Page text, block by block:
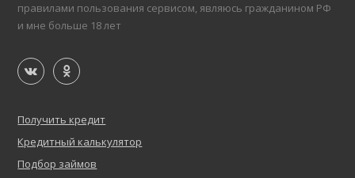
правилами пользования сервисом, являюсь гражданином РФ
и мне больше 18 лет
Получить кредит
Кредитный калькулятор
Подбор займов